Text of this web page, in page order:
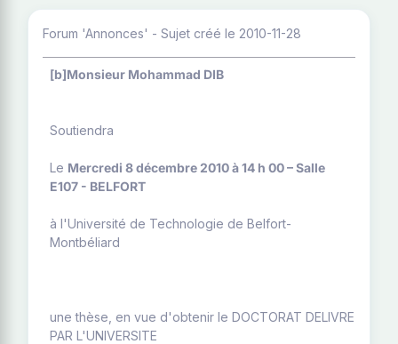
Forum 'Annonces' - Sujet créé le 2010-11-28
[b]Monsieur Mohammad DIB
Soutiendra
Le Mercredi 8 décembre 2010 à 14 h 00 – Salle
E107 - BELFORT
à l'Université de Technologie de Belfort-
Montbéliard
une thèse, en vue d'obtenir le DOCTORAT DELIVRE
PAR L'UNIVERSITE